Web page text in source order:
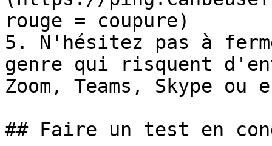
rouge = coupure)
5. N'hésitez pas à
genre qui risquent
Zoom, Teams, Skype ou
## Faire un test en